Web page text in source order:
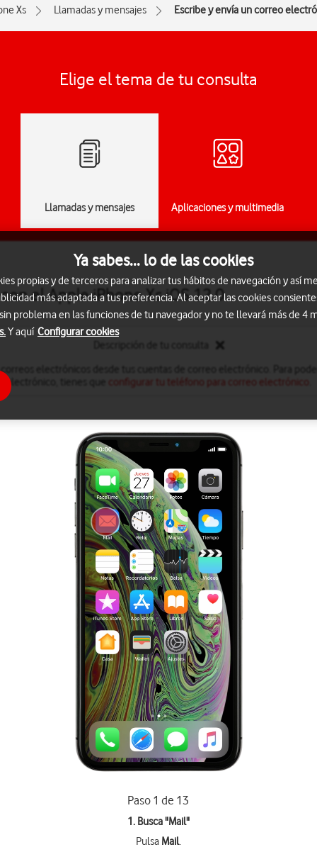
Xs Llamadas y mensajes Escribe y envía un correo
Elige el tema de tu consulta
Llamadas y mensajes Aplicaciones y multimedia
el Apple iPhone Xs iOS 12.0
electrónicos desde tus cuentas de correo electrónico. Para
electrónico, tienes que
configurar tu teléfono para correo electrónico
Paso 1 de 13
1. Busca "Mail"
Pulsa Mail.
Ya sabes... lo de las cookies
propias y de terceros para analizar tus hábitos de navegación y así
más adaptada a tus preferencia. Al aceptar las cookies
problema en las funciones de tu navegador y no te llevará más de 4
Y aquí Configurar cookies